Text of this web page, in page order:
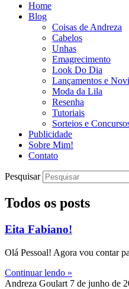
Home
Blog
Coisas de Andreza
Cabelos
Unhas
Emagrecimento
Look Do Dia
Lançamentos e
Moda da Lila
Resenha
Tutoriais
Sorteios e
Publicidade
Sobre Mim!
Contato
Pesquisar
Todos os posts
Eita Fabiano!
Olá Pessoal! Agora vou contar
Continuar lendo »
Andreza Goulart 7 de junho de